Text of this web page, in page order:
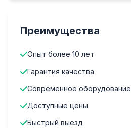
Преимущества
Опыт более 10 лет
Гарантия качества
Современное оборудование
Доступные цены
Быстрый выезд